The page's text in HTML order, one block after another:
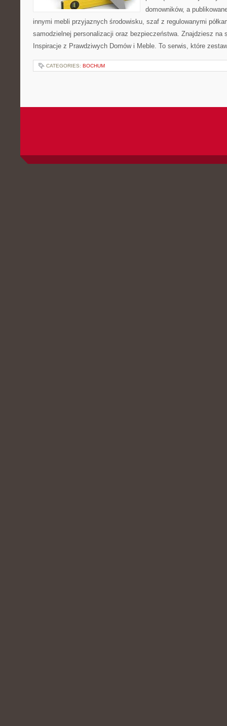
domowników, a
innymi mebli przyjaznych środowisku, szaf z regulowanymi
samodzielnej personalizacji oraz bezpieczeństwa. Znajdziesz na
Inspiracje z Prawdziwych Domów i Meble. To serwis, które
CATEGORIES: BOCHUM